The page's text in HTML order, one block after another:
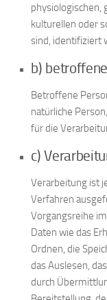
physiologischen,
kulturellen oder
sind, identifiziert
b)
Betroffene
natürliche
für die
c)
Verarbeitung ist
Verfahren
Vorgangsreihe
Daten wie das
Ordnen, die
das Auslesen,
durch